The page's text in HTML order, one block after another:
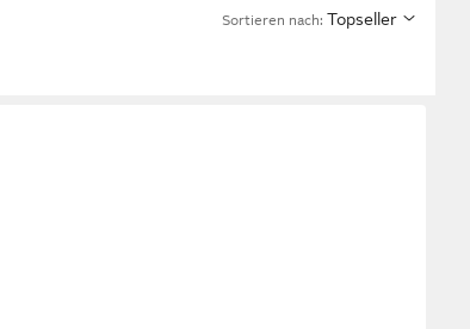
Sortieren nach: Topseller